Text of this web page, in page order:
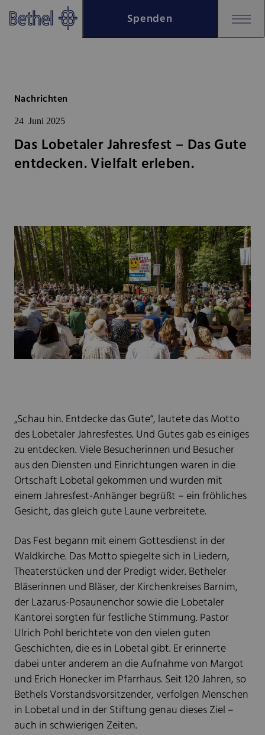
Zum Hauptinhalt springen
Zur Fußzeile springen
Spenden
Nachrichten
24 Juni 2025
Das Lobetaler Jahresfest – Das Gute
entdecken. Vielfalt erleben.
„Schau hin. Entdecke das Gute“, lautete das Motto
des Lobetaler Jahresfestes. Und Gutes gab es einiges
zu entdecken. Viele Besucherinnen und Besucher
aus den Diensten und Einrichtungen waren in die
Ortschaft Lobetal gekommen und wurden mit
einem Jahresfest-Anhänger begrüßt – ein fröhliches
Gesicht, das gleich gute Laune verbreitete.
Das Fest begann mit einem Gottesdienst in der
Waldkirche. Das Motto spiegelte sich in Liedern,
Theaterstücken und der Predigt wider. Betheler
Bläserinnen und Bläser, der Kirchenkreises Barnim,
der Lazarus-Posaunenchor sowie die Lobetaler
Kantorei sorgten für festliche Stimmung. Pastor
Ulrich Pohl berichtete von den vielen guten
Geschichten, die es in Lobetal gibt. Er erinnerte
dabei unter anderem an die Aufnahme von Margot
und Erich Honecker im Pfarrhaus. Seit 120 Jahren, so
Bethels Vorstandsvorsitzender, verfolgen Menschen
in Lobetal und in der Stiftung genau dieses Ziel –
auch in schwierigen Zeiten.